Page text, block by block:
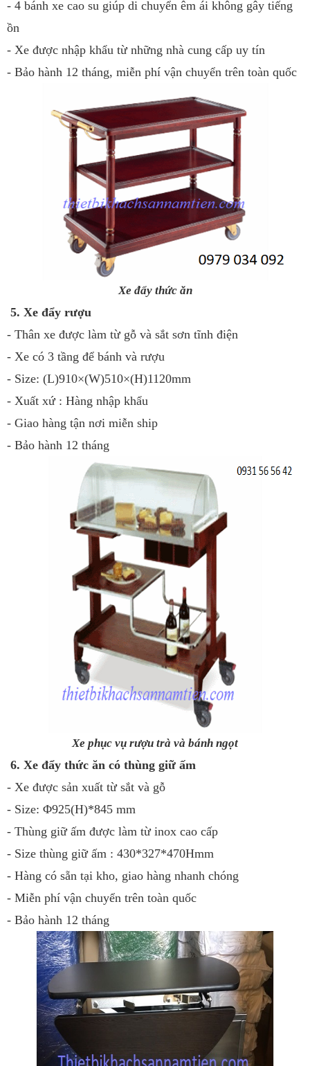
- 4 bánh xe cao su giúp di chuyển êm ái không gây tiếng
ồn
- Xe được nhập khẩu từ những nhà cung cấp uy tín
- Bảo hành 12 tháng, miễn phí vận chuyển trên toàn quốc
Xe đẩy thức ăn
5. Xe đẩy rượu
- Thân xe được làm từ gỗ và sắt sơn tĩnh điện
- Xe có 3 tầng để bánh và rượu
- Size: (L)910×(W)510×(H)1120mm
- Xuất xứ : Hàng nhập khẩu
- Giao hàng tận nơi miễn ship
- Bảo hành 12 tháng
Xe phục vụ rượu trà và bánh ngọt
6. Xe đẩy thức ăn có thùng giữ ấm
- Xe được sản xuất từ sắt và gỗ
- Size: Φ925(H)*845 mm
- Thùng giữ ấm được làm từ inox cao cấp
- Size thùng giữ ấm : 430*327*470Hmm
- Hàng có sẵn tại kho, giao hàng nhanh chóng
- Miễn phí vận chuyển trên toàn quốc
- Bảo hành 12 tháng